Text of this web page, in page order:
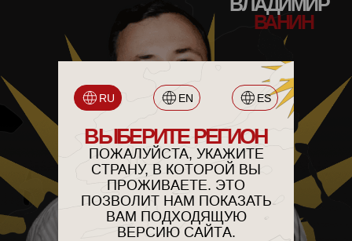
RU EN ES
ВЫБЕРИТЕ РЕГИОН
ПОЖАЛУЙСТА, УКАЖИТЕ
СТРАНУ, В КОТОРОЙ ВЫ
ПРОЖИВАЕТЕ. ЭТО
ПОЗВОЛИТ НАМ ПОКАЗАТЬ
ВАМ ПОДХОДЯЩУЮ
ВЕРСИЮ САЙТА.
ВАНИН